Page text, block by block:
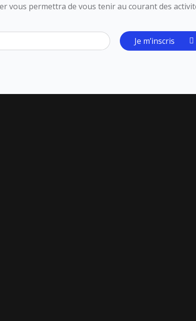
vous permettra de vous tenir au courant des
Je m’inscris